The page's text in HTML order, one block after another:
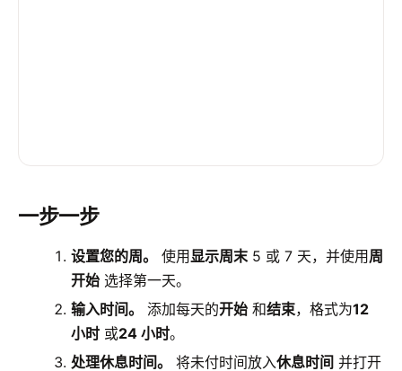
一步一步
设置您的周。 使用显示周末5 或 7 天，并使用 周
开始 选择第一天。
输入时间。
添加每天的开始 和结束，格式为12
小时 或24 小时。
处理休息时间。
将未付时间放入休息时间 并打开